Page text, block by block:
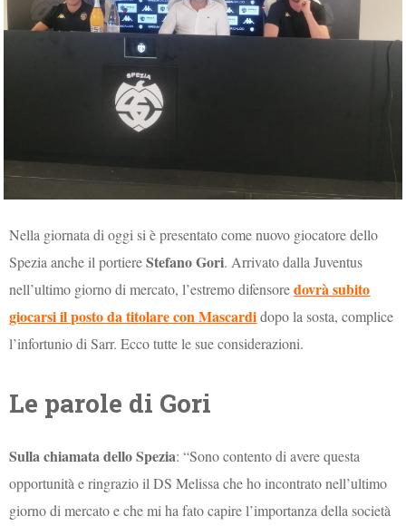
Nella giornata di oggi si è presentato come nuovo giocatore dello
Spezia anche il portiereStefano Gori. Arrivato dalla Juventus
nell’ultimo giorno di mercato, l’estremo difensoredovrà subito
giocarsi il posto da titolare con Mascardidopo la sosta, complice
l’infortunio di Sarr. Ecco tutte le sue considerazioni.
Le parole di Gori
Sulla chiamata dello Spezia: “Sono contento di avere questa
opportunità e ringrazio il DS Melissa che ho incontrato nell’ultimo
giorno di mercato e che mi ha fato capire l’importanza della società